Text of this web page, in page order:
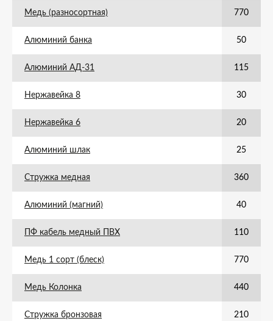
Медь (разносортная) 770
Алюминий банка 50
Алюминий АД-31 115
Нержавейка 8 30
Нержавейка 6 20
Алюминий шлак 25
Стружка медная 360
Алюминий (магний) 40
ПФ кабель медный ПВХ 110
Медь 1 сорт (блеск) 770
Медь Колонка 440
Стружка бронзовая 210